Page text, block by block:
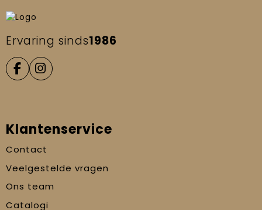
Ervaring sinds1986
Klantenservice
Contact
Veelgestelde vragen
Ons team
Catalogi